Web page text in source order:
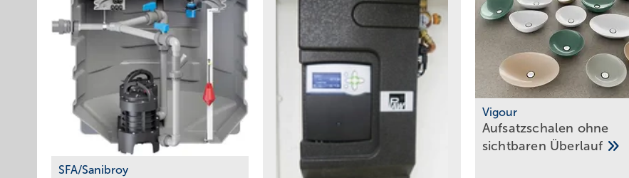
SFA/Sanibroy
Vigour
Aufsatzschalen ohne
sichtbaren Überlauf